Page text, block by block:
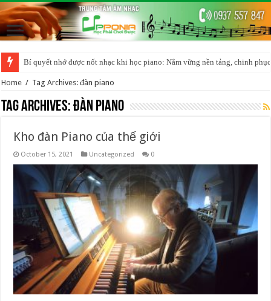
Bí quyết nhớ được nốt nhạc khi học piano: Nắm vững nền tảng, chinh
Home / Tag Archives: đàn piano
Tag Archives:đàn piano
Kho đàn Piano của thế giới
October 15, 2021 Uncategorized 0